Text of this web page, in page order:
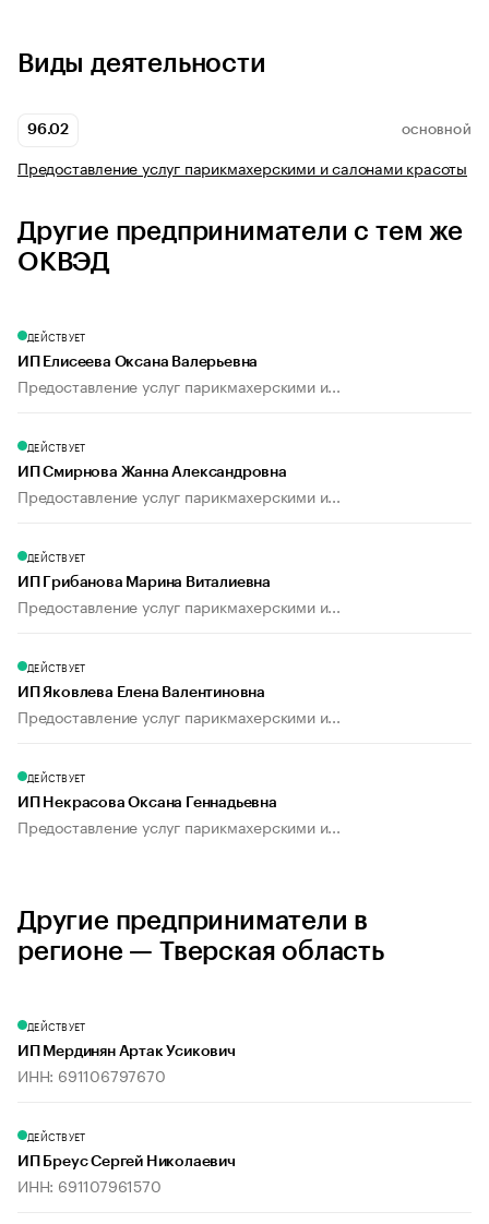
Виды деятельности
96.02 ОСНОВНОЙ
Предоставление услуг парикмахерскими и салонами красоты
Другие предприниматели с тем же
ОКВЭД
ДЕЙСТВУЕТ
ИП Елисеева Оксана Валерьевна
Предоставление услуг парикмахерскими и...
ДЕЙСТВУЕТ
ИП Смирнова Жанна Александровна
Предоставление услуг парикмахерскими и...
ДЕЙСТВУЕТ
ИП Грибанова Марина Виталиевна
Предоставление услуг парикмахерскими и...
ДЕЙСТВУЕТ
ИП Яковлева Елена Валентиновна
Предоставление услуг парикмахерскими и...
ДЕЙСТВУЕТ
ИП Некрасова Оксана Геннадьевна
Предоставление услуг парикмахерскими и...
Другие предприниматели в
регионе — Тверская область
ДЕЙСТВУЕТ
ИП Мердинян Артак Усикович
ИНН: 691106797670
ДЕЙСТВУЕТ
ИП Бреус Сергей Николаевич
ИНН: 691107961570